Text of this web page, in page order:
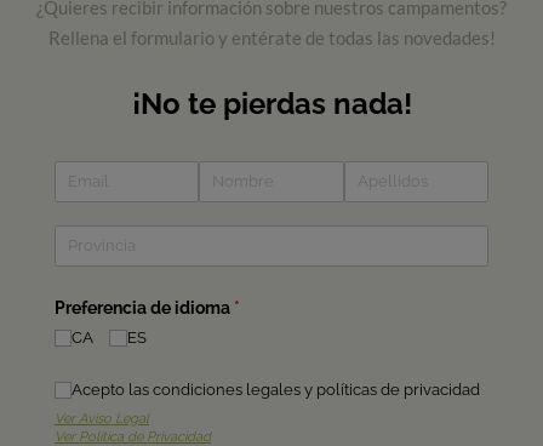
¿Quieres recibir información sobre nuestros campamentos?
Rellena el formulario y entérate de todas las novedades!